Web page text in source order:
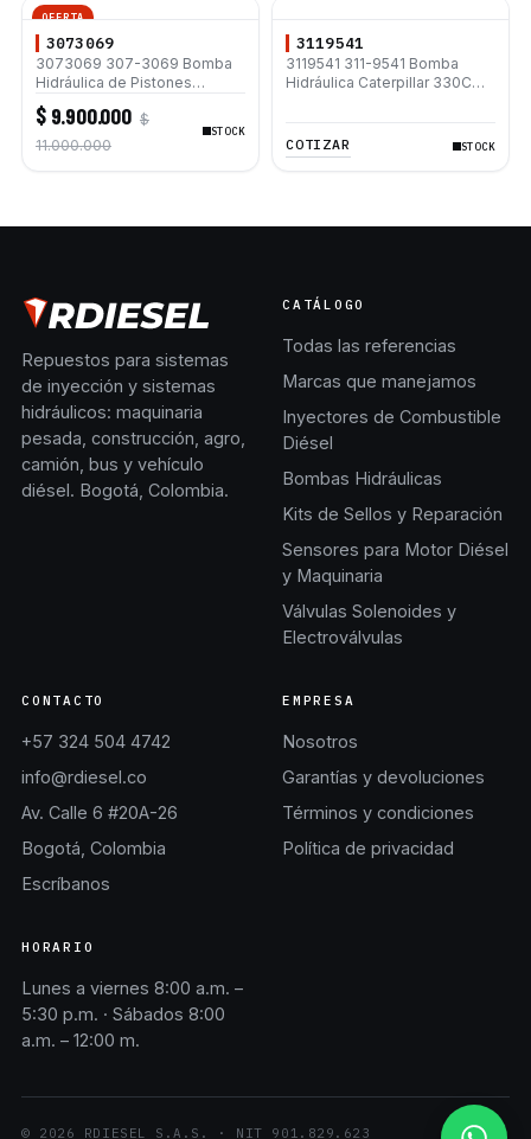
OFERTA
3073069
3073069 307-3069 Bomba
Hidráulica de Pistones
Axiales para
Retroexcavadoras Caterpillar
420F 430F 432F 444F
$ 9.900.000 $
11.000.000
STOCK
3119541
3119541 311-9541 Bomba
Hidráulica Caterpillar 330C
COTIZAR STOCK
Repuestos para sistemas
de inyección y sistemas
hidráulicos: maquinaria
pesada, construcción, agro,
camión, bus y vehículo
diésel. Bogotá, Colombia.
CATÁLOGO
Todas las referencias
Marcas que manejamos
Inyectores de Combustible
Diésel
Bombas Hidráulicas
Kits de Sellos y Reparación
Sensores para Motor Diésel
y Maquinaria
Válvulas Solenoides y
Electroválvulas
CONTACTO
+57 324 504 4742
info@rdiesel.co
Av. Calle 6 #20A-26
Bogotá, Colombia
Escríbanos
EMPRESA
Nosotros
Garantías y devoluciones
Términos y condiciones
Política de privacidad
HORARIO
Lunes a viernes 8:00 a.m. –
5:30 p.m. · Sábados 8:00
a.m. – 12:00 m.
© 2026 RDIESEL S.A.S. · NIT 901.829.623